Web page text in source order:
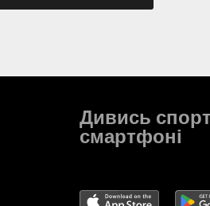
Дивись
смартфоні